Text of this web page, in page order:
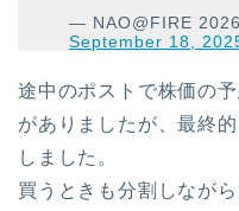
— NAO@FIRE
September 18,
途中のポストで株価の
がありましたが、最終
しました。
買うときも分割しなが